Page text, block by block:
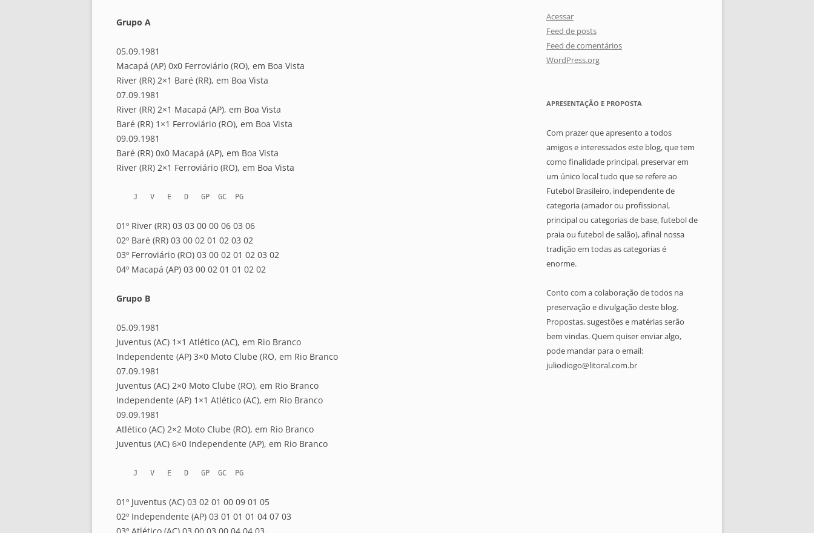
Grupo A
05.09.1981
Macapá (AP) 0x0 Ferroviário (RO), em Boa Vista
River (RR) 2×1 Baré (RR), em Boa Vista
07.09.1981
River (RR) 2×1 Macapá (AP), em Boa Vista
Baré (RR) 1×1 Ferroviário (RO), em Boa Vista
09.09.1981
Baré (RR) 0x0 Macapá (AP), em Boa Vista
River (RR) 2×1 Ferroviário (RO), em Boa Vista
    J   V   E   D   GP  GC  PG
01º River (RR) 03 03 00 00 06 03 06
02º Baré (RR) 03 00 02 01 02 03 02
03º Ferroviário (RO) 03 00 02 01 02 03 02
04º Macapá (AP) 03 00 02 01 01 02 02
Grupo B
05.09.1981
Juventus (AC) 1×1 Atlético (AC), em Rio Branco
Independente (AP) 3×0 Moto Clube (RO, em Rio Branco
07.09.1981
Juventus (AC) 2×0 Moto Clube (RO), em Rio Branco
Independente (AP) 1×1 Atlético (AC), em Rio Branco
09.09.1981
Atlético (AC) 2×2 Moto Clube (RO), em Rio Branco
Juventus (AC) 6×0 Independente (AP), em Rio Branco
    J   V   E   D   GP  GC  PG
01º Juventus (AC) 03 02 01 00 09 01 05
02º Independente (AP) 03 01 01 01 04 07 03
Acessar
Feed de posts
Feed de comentários
WordPress.org
APRESENTAÇÃO E PROPOSTA
Com prazer que apresento a todos
amigos e interessados este blog, que tem
como finalidade principal, preservar em
um único local tudo que se refere ao
Futebol Brasileiro, independente de
categoria (amador ou profissional,
principal ou categorias de base, futebol de
praia ou futebol de salão), afinal nossa
tradição em todas as categorias é
enorme.
Conto com a colaboração de todos na
preservação e divulgação deste blog.
Propostas, sugestões e matérias serão
bem vindas. Quem quiser enviar algo,
pode mandar para o email:
juliodiogo@litoral.com.br